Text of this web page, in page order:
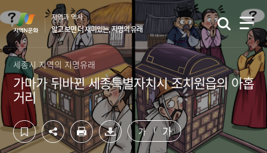
컨
텐
츠
영
역
바
로
가
기
하
단
영
역
바
로
가
기
지역과 역사
알고 보면 더 재미있는, 지명의 유래
세종시 지역의 지명유래
가마가 뒤바뀐 세종특별자치시 조치원읍의 아홉
거리
가 가